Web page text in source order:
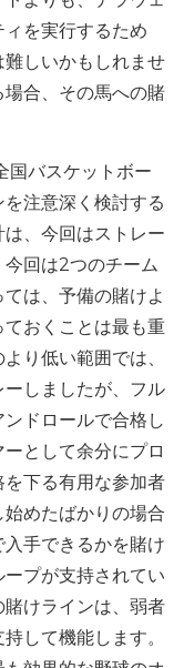
を実行するため
しいかもしれませ
合、その馬への賭
国バスケットボー
注意深く検討する
、今回はストレー
今回は2つのチーム
は、予備の賭けよ
おくことは最も重
り低い範囲では、
しましたが、フル
ドロールで合格し
として余分にプロ
下る有用な参加者
めたばかりの場合
手できるかを賭け
プが支持されてい
けラインは、弱者
して機能します。